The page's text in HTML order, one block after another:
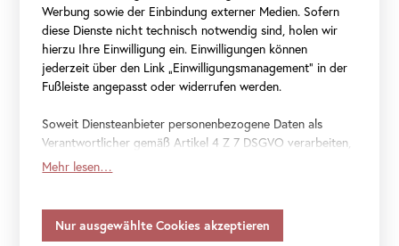
Österreichische
Galerie
Belvedere
Morgen 9 bis 19 Uhr Besuch planen
Morgen 10 bis 18 Uhr Besuch planen
Morgen 11 bis 18 Uhr Besuch planen
zu entdecken. Neben der
berühmtenSammlung mit demKussvon
Gustav Klimt erwarten Sie
Sonderausstellungen an allen drei
Erleben Sie ein vielseitigesProgrammund
einen anregenden Austausch bei Führungen,
Workshops und inklusiven Angeboten sowie
bei Veranstaltungen imBlickle Kino
Sie mit der ReiheCommunity Outreach
Werbung sowie der Einbindung externer Medien. Sofern
diese Dienste nicht technisch notwendig sind, holen wir
hierzu Ihre Einwilligung ein. Einwilligungen können
jederzeit über den Link „Einwilligungsmanagement“ in der
Fußleiste angepasst oder widerrufen werden.
Soweit Diensteanbieter personenbezogene Daten als
Verantwortlicher gemäß Artikel 4 Z 7 DSGVO verarbeiten,
gilt Ihre Einwilligung auch für die Weitergabe an den
Daten in Staaten ohne Vorliegen eines
Angemessenheitsbeschlusses gem.Art
Mehr lesen…